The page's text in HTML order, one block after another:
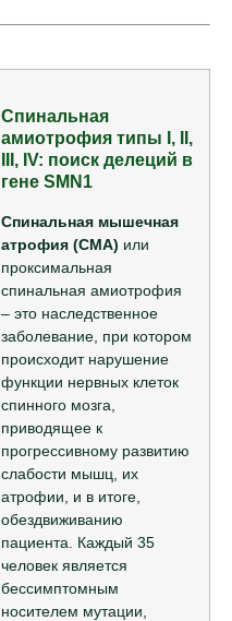
Спинальная
амиотрофия типы I, II,
III, IV: поиск делеций в
гене SMN1
Спинальная мышечная
атрофия (СМА) или
проксимальная
спинальная амиотрофия
– это наследственное
заболевание, при котором
происходит нарушение
функции нервных клеток
спинного мозга,
приводящее к
прогрессивному развитию
слабости мышц, их
атрофии, и в итоге,
обездвиживанию
пациента. Каждый 35
человек является
бессимптомным
носителем мутации,